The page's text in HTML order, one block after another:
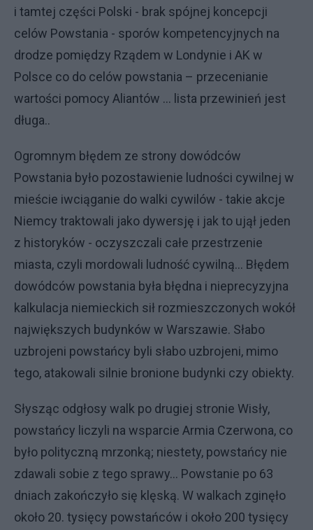
i tamtej części Polski - brak spójnej koncepcji
celów Powstania - sporów kompetencyjnych na
drodze pomiędzy Rządem w Londynie i AK w
Polsce co do celów powstania – przecenianie
wartości pomocy Aliantów ... lista przewinień jest
długa..
Ogromnym błędem ze strony dowódców
Powstania było pozostawienie ludności cywilnej w
mieście iwciąganie do walki cywilów - takie akcje
Niemcy traktowali jako dywersję i jak to ujął jeden
z historyków - oczyszczali całe przestrzenie
miasta, czyli mordowali ludność cywilną... Błędem
dowódców powstania była błędna i nieprecyzyjna
kalkulacja niemieckich sił rozmieszczonych wokół
największych budynków w Warszawie. Słabo
uzbrojeni powstańcy byli słabo uzbrojeni, mimo
tego, atakowali silnie bronione budynki czy obiekty.
Słysząc odgłosy walk po drugiej stronie Wisły,
powstańcy liczyli na wsparcie Armia Czerwona, co
było polityczną mrzonką; niestety, powstańcy nie
zdawali sobie z tego sprawy... Powstanie po 63
dniach zakończyło się klęską. W walkach zginęło
około 20. tysięcy powstańców i około 200 tysięcy